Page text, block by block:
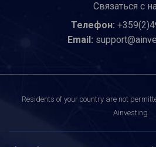
Связаться с
Телефон:
Email:
Residents of your country are not
Ainvesting.